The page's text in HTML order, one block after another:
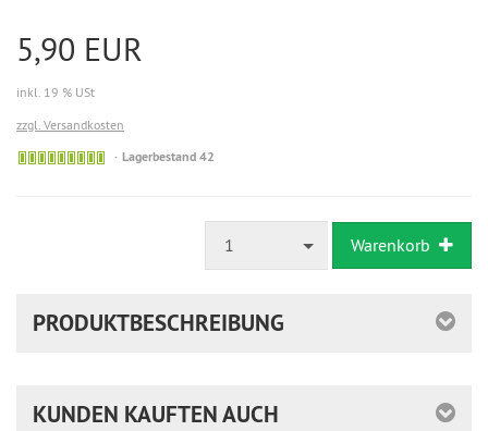
5,90 EUR
inkl. 19 % USt
zzgl. Versandkosten
Lagerbestand 42
1 Warenkorb
PRODUKTBESCHREIBUNG
KUNDEN KAUFTEN AUCH